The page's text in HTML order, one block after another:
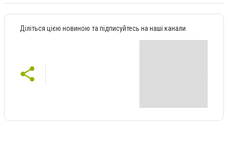
Діліться цією новиною та підписуйтесь на наші канали